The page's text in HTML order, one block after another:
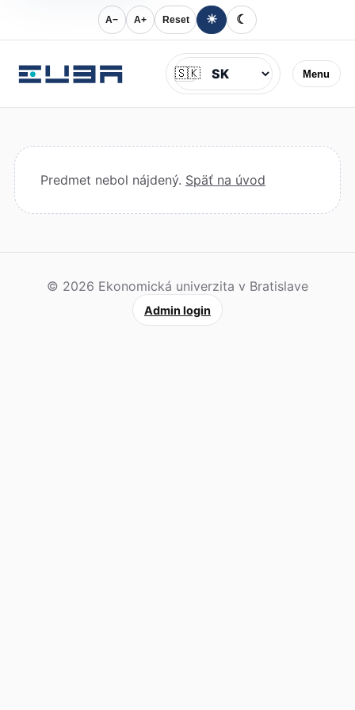
A− A+ Reset ☀ ☾
Menu
Jazyk
🇸🇰
Predmet nebol nájdený. Späť na úvod
© 2026 Ekonomická univerzita v Bratislave
Admin login